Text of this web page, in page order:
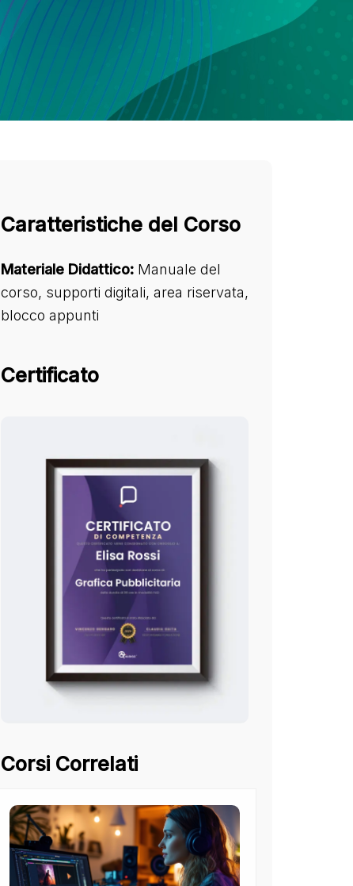
Caratteristiche del Corso
Materiale Didattico:Manuale del
corso, supporti digitali, area riservata,
blocco appunti
Certificato
Corsi Correlati